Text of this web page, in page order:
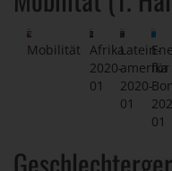
Mobilität Afrika
2020-
01
Latein-
amerika
2020-
01
für
01